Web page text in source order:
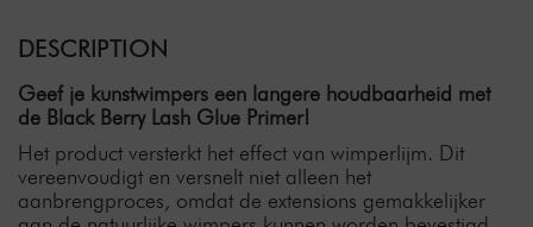
DESCRIPTION
Geef je kunstwimpers een langere houdbaarheid met
de Black Berry Lash Glue Primer!
Het product versterkt het effect van wimperlijm. Dit
vereenvoudigt en versnelt niet alleen het
aanbrengproces, omdat de extensions gemakkelijker